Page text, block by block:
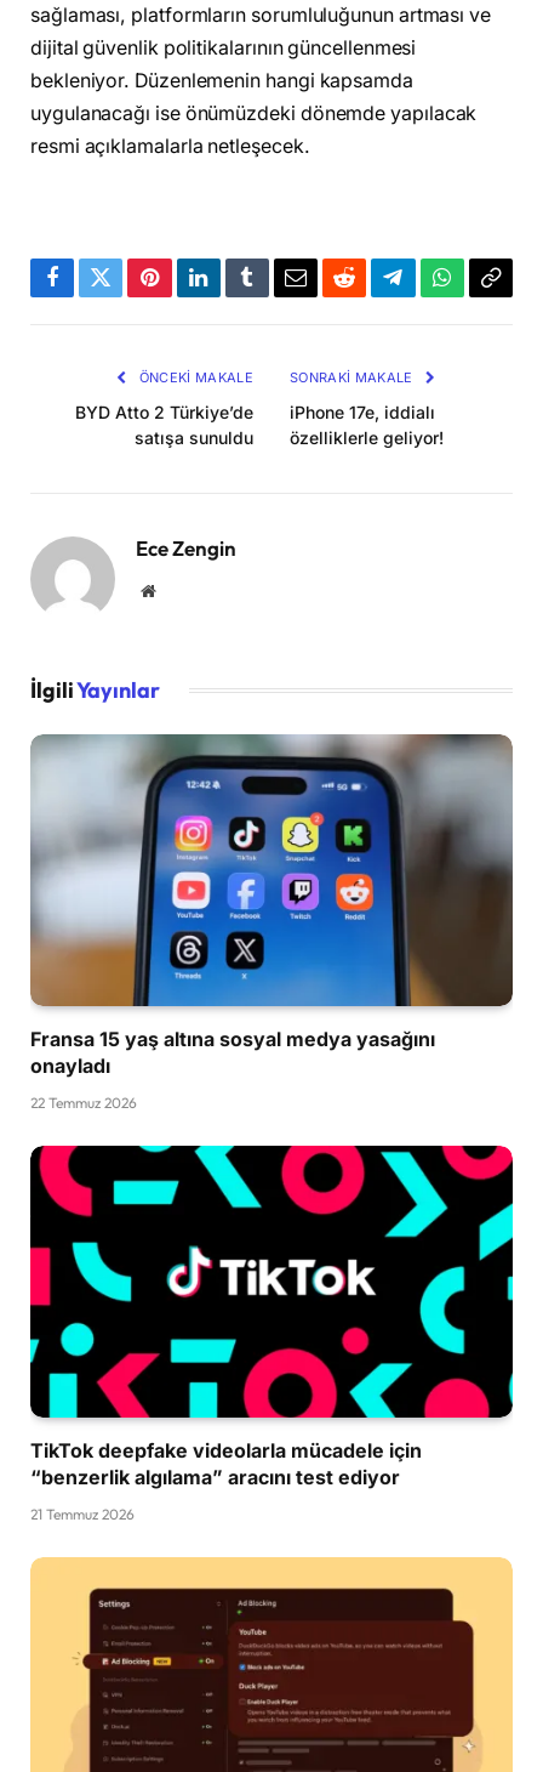
sağlaması, platformların sorumluluğunun artması ve
dijital güvenlik politikalarının güncellenmesi
bekleniyor. Düzenlemenin hangi kapsamda
uygulanacağı ise önümüzdeki dönemde yapılacak
resmi açıklamalarla netleşecek.
Facebook
TwitterPinterestLinkedInTumblrEmailRedditTelegramWhatsApp
ÖNCEKI MAKALE
BYD Atto 2 Türkiye’de
satışa sunuldu
SONRAKI MAKALE
iPhone 17e, iddialı
özelliklerle geliyor!
Ece Zengin
Website
İlgiliYayınlar
Fransa 15 yaş altına sosyal medya yasağını
onayladı
22 Temmuz 2026
TikTok deepfake videolarla mücadele için
“benzerlik algılama” aracını test ediyor
21 Temmuz 2026